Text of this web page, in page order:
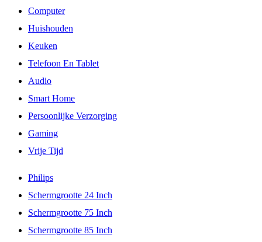
Computer
Huishouden
Keuken
Telefoon En Tablet
Audio
Smart Home
Persoonlijke Verzorging
Gaming
Vrije Tijd
Philips
Schermgrootte 24 Inch
Schermgrootte 75 Inch
Schermgrootte 85 Inch